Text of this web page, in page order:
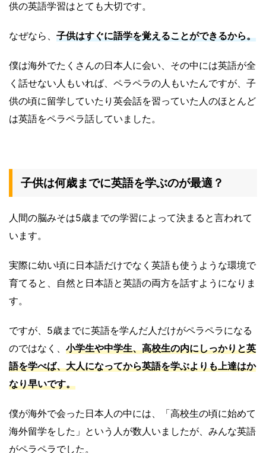
供の英語学習はとても大切です。
なぜなら、 子供はすぐに語学を覚えることができるから。
僕は海外でたくさんの日本人に会い、その中には英語が全
く話せない人もいれば、ペラペラの人もいたんですが、子
供の頃に留学していたり英会話を習っていた人のほとんど
は英語をペラペラ話していました。
子供は何歳までに英語を学ぶのが最適？
人間の脳みそは5歳までの学習によって決まると言われて
います。
実際に幼い頃に日本語だけでなく英語も使うような環境で
育てると、自然と日本語と英語の両方を話すようになりま
す。
ですが、5歳までに英語を学んだ人だけがペラペラになる
のではなく、 小学生や中学生、高校生の内にしっかりと英
語を学べば、大人になってから英語を学ぶよりも上達はか
なり早いです。
僕が海外で会った日本人の中には、「高校生の頃に始めて
海外留学をした」という人が数人いましたが、みんな英語
がペラペラでした。